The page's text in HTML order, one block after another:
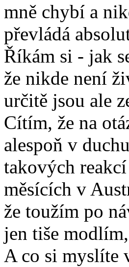
mně chybí a
převládá
Říkám si - jak
že nikde není
určitě jsou ale
Cítím, že na
alespoň v
takových
měsících v
že toužím po
jen tiše
A co si myslíte